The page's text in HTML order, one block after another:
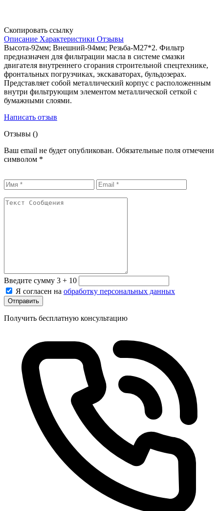
Скопировать ссылку
Описание Характеристики Отзывы
Высота-92мм; Внешний-94мм; Резьба-М27*2. Фильтр
предназначен для фильтрации масла в системе смазки
двигателя внутреннего сгорания строительной спецтехнике,
фронтальных погрузчиках, экскаваторах, бульдозерах.
Представляет собой металлический корпус с расположенным
внутри фильтрующим элементом металлической сеткой с
бумажными слоями.
Написать отзыв
Отзывы ()
Ваш email не будет опубликован. Обязательные поля отмечени
символом *
Введите сумму 3 + 10
Я согласен на обработку персональных данных
Отправить
Получить бесплатную консультацию